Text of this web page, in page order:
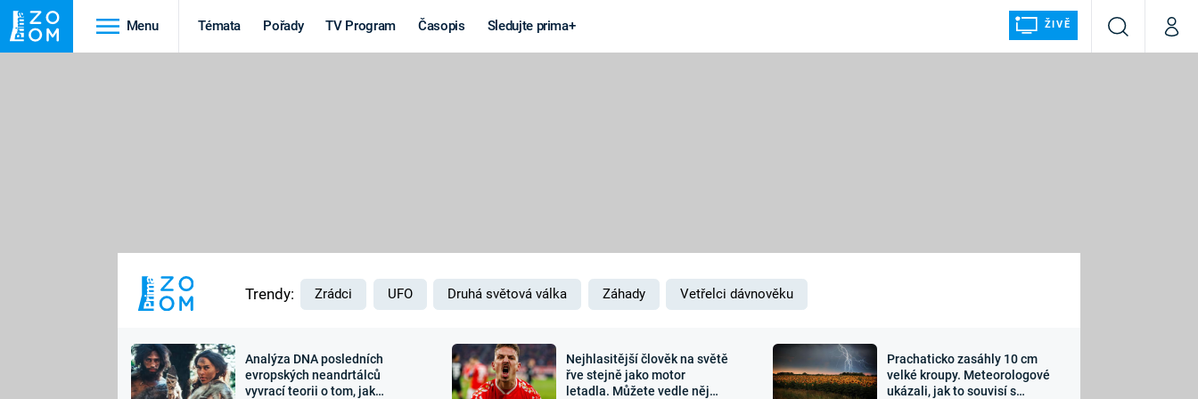
Menu Témata Pořady TV Program Časopis Sledujte prima+ ŽIVĚ
VyhledáváníMůj
MARS
Výročí
Záhady a
Zajímavosti Sledujte nás
Trendy: Zrádci UFO Druhá světová válka Záhady Vetřelci dávnověku
Analýza DNA posledních
evropských neandrtálců
vyvrací teorii o tom, jak
Nejhlasitější člověk na světě
řve stejně jako motor
letadla. Můžete vedle něj
Prachaticko zasáhly 10 cm
velké kroupy. Meteorologové
ukázali, jak to souvisí s